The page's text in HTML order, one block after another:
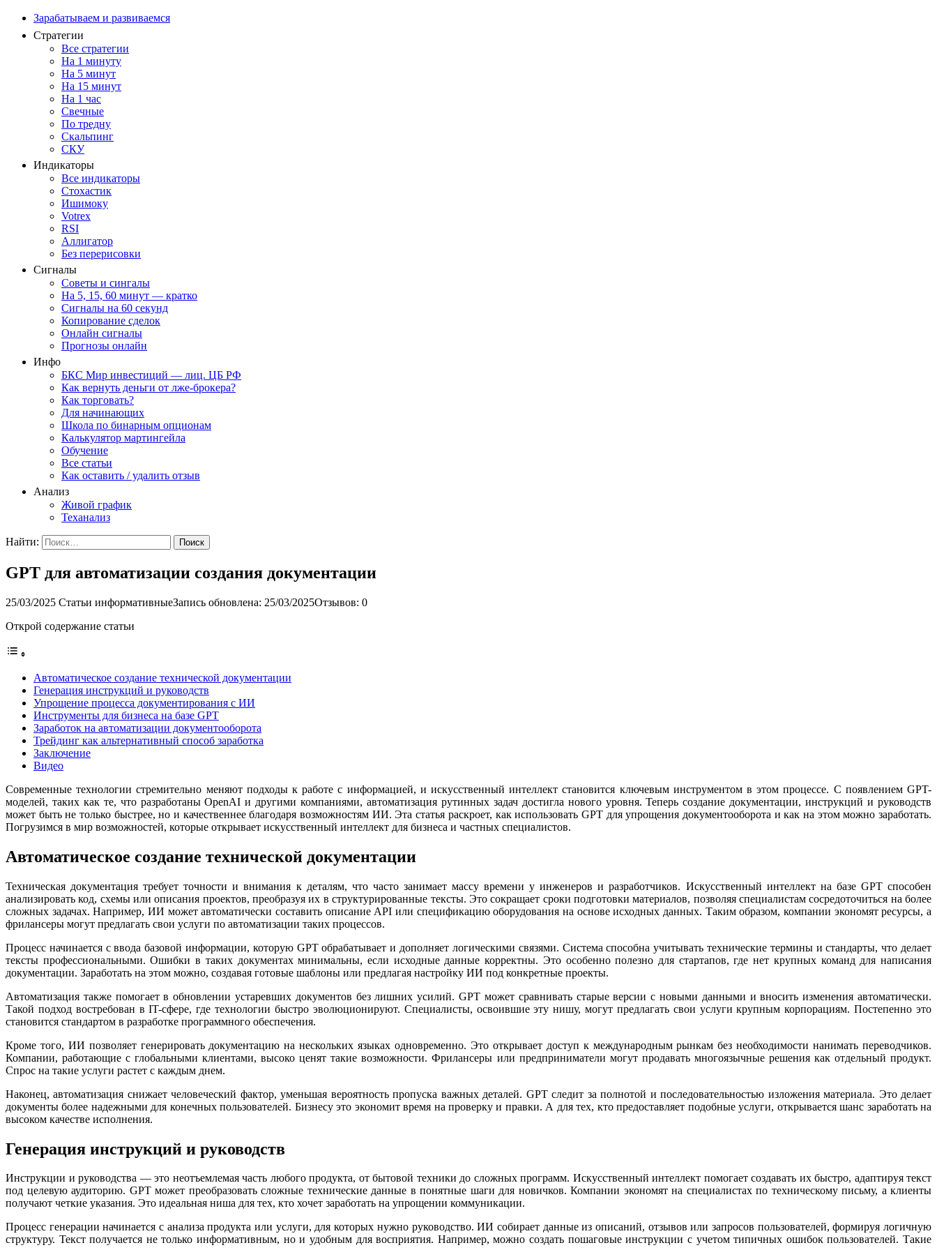
Зарабатываем и развиваемся
Стратегии
Все стратегии
На 1 минуту
На 5 минут
На 15 минут
На 1 час
Свечные
По тредну
Скальпинг
СКУ
Индикаторы
Все индикаторы
Стохастик
Ишимоку
Votrex
RSI
Аллигатор
Без перерисовки
Сигналы
Советы и сингалы
На 5, 15, 60 минут — кратко
Сигналы на 60 секунд
Копирование сделок
Онлайн сигналы
Прогнозы онлайн
Инфо
БКС Мир инвестиций — лиц. ЦБ РФ
Как вернуть деньги от лже-брокера?
Как торговать?
Для начинающих
Школа по бинарным опционам
Калькулятор мартингейла
Обучение
Все статьи
Как оставить / удалить отзыв
Анализ
Живой график
Теханализ
Найти:
GPT для автоматизации создания документации
25/03/2025 Статьи информативныеЗапись обновлена: 25/03/2025Отзывов: 0
Открой содержание статьи
Автоматическое создание технической документации
Генерация инструкций и руководств
Упрощение процесса документирования с ИИ
Инструменты для бизнеса на базе GPT
Заработок на автоматизации документооборота
Трейдинг как альтернативный способ заработка
Заключение
Видео
Современные технологии стремительно меняют подходы к работе с информацией, и искусственный интеллект становится ключевым инструментом в этом процессе. С появлением GPT-
моделей, таких как те, что разработаны OpenAI и другими компаниями, автоматизация рутинных задач достигла нового уровня. Теперь создание документации, инструкций и руководств
может быть не только быстрее, но и качественнее благодаря возможностям ИИ. Эта статья раскроет, как использовать GPT для упрощения документооборота и как на этом можно заработать.
Погрузимся в мир возможностей, которые открывает искусственный интеллект для бизнеса и частных специалистов.
Автоматическое создание технической документации
Техническая документация требует точности и внимания к деталям, что часто занимает массу времени у инженеров и разработчиков. Искусственный интеллект на базе GPT способен
анализировать код, схемы или описания проектов, преобразуя их в структурированные тексты. Это сокращает сроки подготовки материалов, позволяя специалистам сосредоточиться на более
сложных задачах. Например, ИИ может автоматически составить описание API или спецификацию оборудования на основе исходных данных. Таким образом, компании экономят ресурсы, а
фрилансеры могут предлагать свои услуги по автоматизации таких процессов.
Процесс начинается с ввода базовой информации, которую GPT обрабатывает и дополняет логическими связями. Система способна учитывать технические термины и стандарты, что делает
тексты профессиональными. Ошибки в таких документах минимальны, если исходные данные корректны. Это особенно полезно для стартапов, где нет крупных команд для написания
документации. Заработать на этом можно, создавая готовые шаблоны или предлагая настройку ИИ под конкретные проекты.
Автоматизация также помогает в обновлении устаревших документов без лишних усилий. GPT может сравнивать старые версии с новыми данными и вносить изменения автоматически.
Такой подход востребован в IT-сфере, где технологии быстро эволюционируют. Специалисты, освоившие эту нишу, могут предлагать свои услуги крупным корпорациям. Постепенно это
становится стандартом в разработке программного обеспечения.
Кроме того, ИИ позволяет генерировать документацию на нескольких языках одновременно. Это открывает доступ к международным рынкам без необходимости нанимать переводчиков.
Компании, работающие с глобальными клиентами, высоко ценят такие возможности. Фрилансеры или предприниматели могут продавать многоязычные решения как отдельный продукт.
Спрос на такие услуги растет с каждым днем.
Наконец, автоматизация снижает человеческий фактор, уменьшая вероятность пропуска важных деталей. GPT следит за полнотой и последовательностью изложения материала. Это делает
документы более надежными для конечных пользователей. Бизнесу это экономит время на проверку и правки. А для тех, кто предоставляет подобные услуги, открывается шанс заработать на
высоком качестве исполнения.
Генерация инструкций и руководств
Инструкции и руководства — это неотъемлемая часть любого продукта, от бытовой техники до сложных программ. Искусственный интеллект помогает создавать их быстро, адаптируя текст
под целевую аудиторию. GPT может преобразовать сложные технические данные в понятные шаги для новичков. Компании экономят на специалистах по техническому письму, а клиенты
получают четкие указания. Это идеальная ниша для тех, кто хочет заработать на упрощении коммуникации.
Процесс генерации начинается с анализа продукта или услуги, для которых нужно руководство. ИИ собирает данные из описаний, отзывов или запросов пользователей, формируя логичную
структуру. Текст получается не только информативным, но и удобным для восприятия. Например, можно создать пошаговые инструкции с учетом типичных ошибок пользователей. Такие